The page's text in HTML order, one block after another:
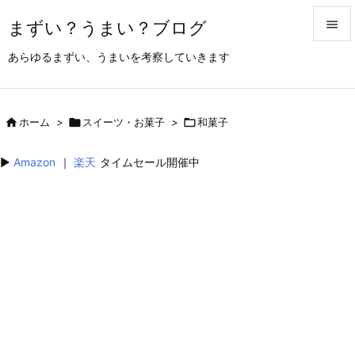
まずい？うまい？ブログ
あらゆるまずい、うまいを考察していきます

ホーム >  スイーツ・お菓子 > 和菓子
▶︎ Amazon ｜ 楽天 タイムセール開催中